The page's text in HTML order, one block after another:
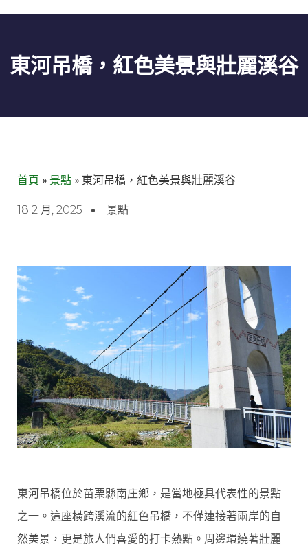
東河吊橋，紅色美景與壯麗溪谷
首頁 »景點 » 東河吊橋，紅色美景與壯麗溪谷
18 2 月, 2025 景點
東河吊橋位於苗栗縣南庄鄉，是當地極具代表性的景點
之一。這座橫跨溪流的紅色吊橋，不僅連接著兩岸的自
然美景，更是旅人們喜愛的打卡熱點。周邊環繞著壯麗